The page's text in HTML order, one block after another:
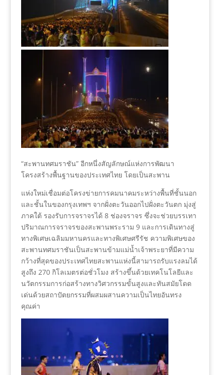
“สะพานทศมราชัน” อีกหนึ่งสัญลักษณ์แห่งการพัฒนา
โครงสร้างพื้นฐานของประเทศไทย โดยเป็นสะพาน
แห่งใหม่เชื่อมต่อโครงข่ายการคมนาคมระหว่างพื้นที่ชั้นนอก
และชั้นในของกรุงเทพฯ จากฝั่งตะวันออกไปฝั่งตะวันตก มุ่งสู่
ภาคใต้ รองรับการจราจรได้ 8 ช่องจราจร ซึ่งจะช่วยบรรเทา
ปริมาณการจราจรของสะพานพระราม 9 และการเดินทางสู่
ทางพิเศษเฉลิมมหานครและทางพิเศษศรีรัช ความพิเศษของ
สะพานทศมราชันเป็นสะพานข้ามแม่น้ำเจ้าพระยาที่มีความ
กว้างที่สุดของประเทศไทยสะพานแห่งนี้สามารถรับแรงลมได้
สูงถึง 270 กิโลเมตรต่อชั่วโมง สร้างขึ้นด้วยเทคโนโลยีและ
นวัตกรรมการก่อสร้างทางวิศวกรรมขั้นสูงและทันสมัยโดด
เด่นด้วยสถาปัตยกรรมที่ผสมผสานความเป็นไทยอันทรง
คุณค่า